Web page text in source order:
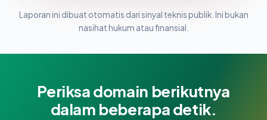
Laporan ini dibuat otomatis dari sinyal teknis publik. Ini bukan
nasihat hukum atau finansial.
Periksa domain berikutnya
dalam beberapa detik.